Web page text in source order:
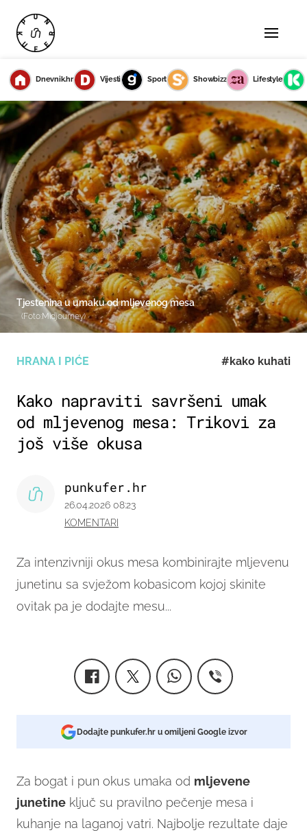
Dnevnik.hr Vijesti Sport Showbizz Lifestyle
HRANA I PIĆE #kako kuhati
Kako napraviti savršeni umak
od mljevenog mesa: Trikovi za
još više okusa
Za intenzivniji okus mesa kombinirajte mljevenu
junetinu sa svježom kobasicom kojoj skinite
ovitak pa je dodajte mesu...
punkufer.hr
26.04.2026 08:23
KOMENTARI
Tjestenina u umaku od mljevenog mesa
(Foto:Midjourney)
Dodajte punkufer.hr u omiljeni Google izvor
Za bogat i pun okus umaka od mljevene
junetine ključ su pravilno pečenje mesa i
kuhanje na laganoj vatri. Najbolje rezultate daje